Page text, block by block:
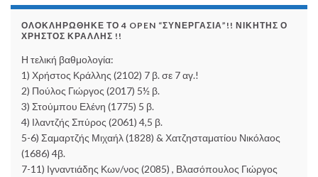
ΟΛΟΚΛΗΡΏΘΗΚΕ ΤΟ 4 OPEN “ΣΥΝΕΡΓΑΣΊΑ”!! ΝΙΚΗΤΉΣ Ο
ΧΡΉΣΤΟΣ ΚΡΆΛΛΗΣ !!
Η τελική βαθμολογία:
1) Χρήστος Κράλλης (2102) 7 β. σε 7 αγ.!
2) Πούλος Γιώργος (2017) 5½ β.
3) Στούμπου Ελένη (1775) 5 β.
4) Ιλαντζής Σπύρος (2061) 4,5 β.
5-6) Σαμαρτζής Μιχαήλ (1828) & Χατζησταματίου Νικόλαος
(1686) 4β.
7-11) Ιγναντιάδης Κων/νος (2085) , Βλασόπουλος Γιώργος